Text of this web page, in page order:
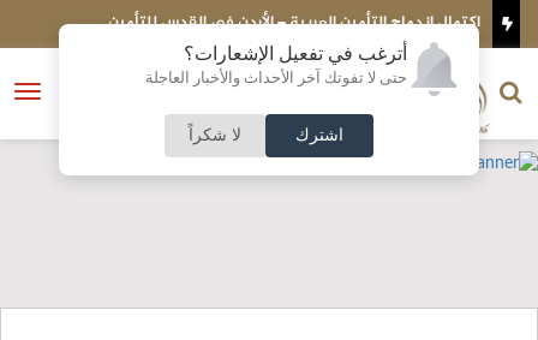
أترغب في تفعيل الإشعارات؟
حتى لا تفوتك آخر الأحداث والأخبار العاجلة
اشترك لا شكراً
اكتمال اندماج التأمين العربية – الأردن في القدس للتأمين
فتح
الناشر و رئيس التحرير
النسخة الكاملة